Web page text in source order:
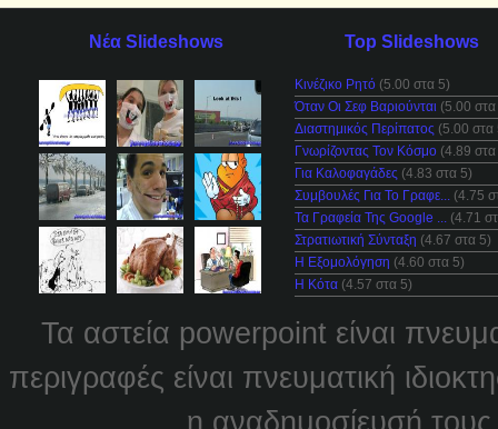
Νέα Slideshows Top Slideshows
Κινέζικο Ρητό (5.00 στα 5)
Όταν Οι Σεφ Βαριούνται (5.00
Διαστημικός Περίπατος (5.00 στα
Γνωρίζοντας Τον Κόσμο (4.89
Για Καλοφαγάδες (4.83 στα 5)
Συμβουλές Για Το Γραφε... (4.75
Τα Γραφεία Της Google ... (4.71
Στρατιωτική Σύνταξη (4.67 στα 5)
Η Εξομολόγηση (4.60 στα 5)
Η Κότα (4.57 στα 5)
Τα αστεία powerpoint είναι
περιγραφές είναι πνευματική